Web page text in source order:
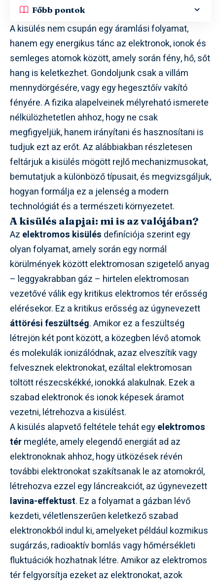
Főbb pontok
A kisülés nem csupán egy áramlási folyamat,
hanem egy energikus tánc az elektronok, ionok és
semleges atomok között, amely során fény, hő, sőt
hang is keletkezhet. Gondoljunk csak a villám
mennydörgésére, vagy egy hegesztőív vakító
fényére. A fizika alapelveinek mélyreható ismerete
nélkülözhetetlen ahhoz, hogy ne csak
megfigyeljük, hanem irányítani és hasznosítani is
tudjuk ezt az erőt. Az alábbiakban részletesen
feltárjuk a kisülés mögött rejlő mechanizmusokat,
bemutatjuk a különböző típusait, és megvizsgáljuk,
hogyan formálja ez a jelenség a modern
technológiát és a természeti környezetet.
A kisülés alapjai: mi is az valójában?
Az elektromos kisülés definíciója szerint egy
olyan folyamat, amely során egy normál
körülmények között elektromosan szigetelő anyag
– leggyakrabban gáz – hirtelen elektromosan
vezetővé válik egy kritikus elektromos tér erősség
elérésekor. Ez a kritikus erősség az úgynevezett
áttörési feszültség. Amikor ez a feszültség
létrejön két pont között, a közegben lévő atomok
és molekulák ionizálódnak, azaz elveszítik vagy
felvesznek elektronokat, ezáltal elektromosan
töltött részecskékké, ionokká alakulnak. Ezek a
szabad elektronok és ionok képesek áramot
vezetni, létrehozva a kisülést.
A kisülés alapvető feltétele tehát egyelektromos
térmegléte, amely elegendő energiát ad az
elektronoknak ahhoz, hogy ütközések révén
további elektronokat szakítsanak le az atomokról,
létrehozva ezzel egy láncreakciót, az úgynevezett
lavina-effektust. Ez a folyamat a gázban lévő
kezdeti, véletlenszerűen keletkező szabad
elektronokból indul ki, amelyeket például kozmikus
sugárzás, radioaktív bomlás vagy hőmérsékleti
fluktuációk hozhatnak létre. Amikor az elektromos
tér felgyorsítja ezeket az elektronokat, azok